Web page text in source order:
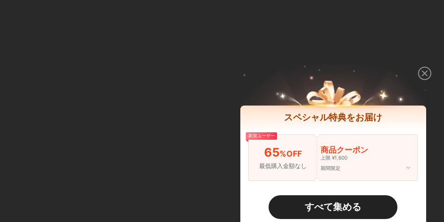
スペシャル特典をお届け
新規ユーザー
65%OFF
最低購入金額なし
商品クーポン
上限 ¥1,600
期間限定
すべて集める